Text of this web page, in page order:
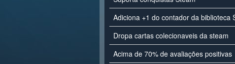
Adiciona +1 do contador da biblioteca
Dropa cartas colecionaveis da steam
Acima de 70% de avaliações positivas